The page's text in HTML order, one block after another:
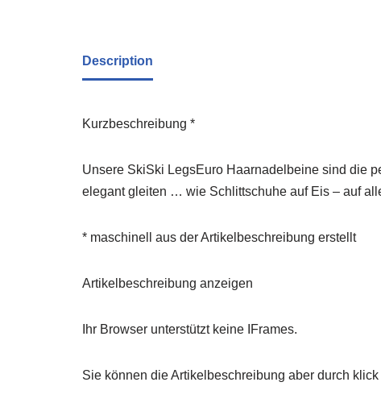
Description
Kurzbeschreibung *
Unsere SkiSki LegsEuro Haarnadelbeine sind die
elegant gleiten … wie Schlittschuhe auf Eis – auf
* maschinell aus der Artikelbeschreibung erstellt
Artikelbeschreibung anzeigen
Ihr Browser unterstützt keine IFrames.
Sie können die Artikelbeschreibung aber durch